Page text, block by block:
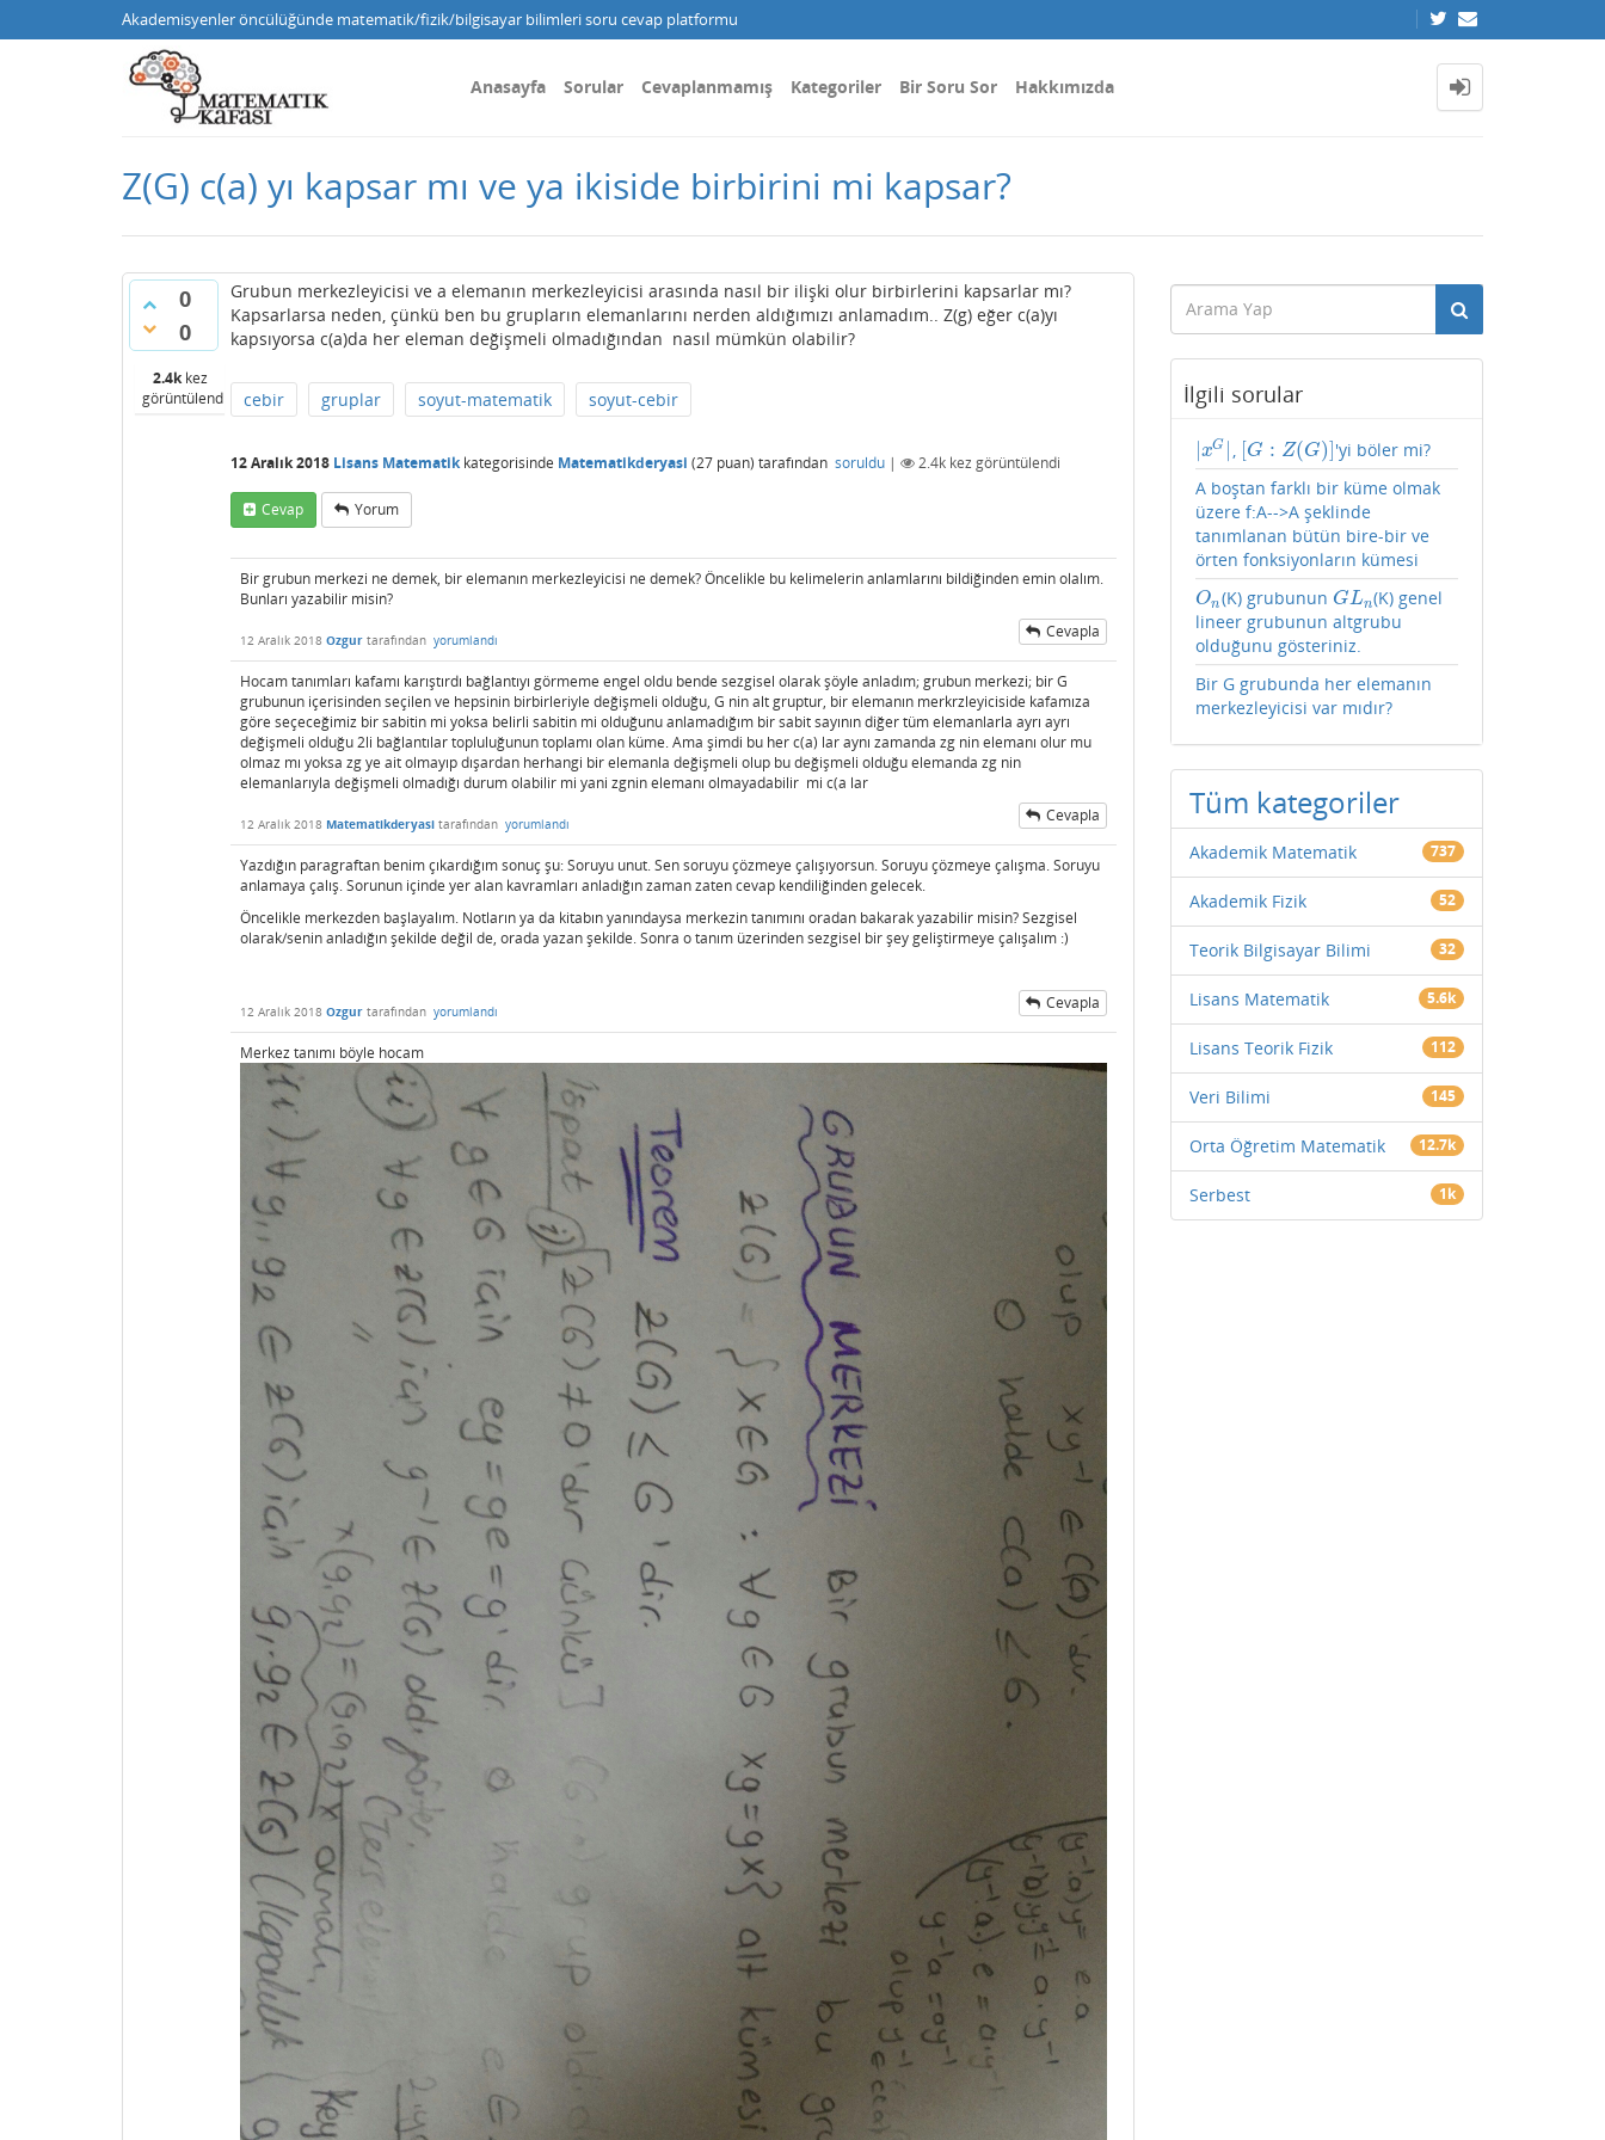
Akademisyenler öncülüğünde matematik/fizik/bilgisayar bilimleri soru cevap platformu
Anasayfa Sorular Cevaplanmamış Kategoriler Bir Soru Sor Hakkımızda
Z(G) c(a) yı kapsar mı ve ya ikiside birbirini mi kapsar?
0
0
2.4kkez
görüntülendi
Grubun merkezleyicisi ve a elemanın merkezleyicisi arasında nasıl bir ilişki olur birbirlerini kapsarlar mı?
Kapsarlarsa neden, çünkü ben bu grupların elemanlarını nerden aldığımızı anlamadım.. Z(g) eğer c(a)yı
kapsıyorsa c(a)da her eleman değişmeli olmadığından nasıl mümkün olabilir?
cebir gruplar soyut-matematik soyut-cebir
12 Aralık 2018 Lisans Matematikkategorisinde Matematikderyasi (27 puan) tarafından soruldu | 2.4k kez görüntülendi
Cevap Yorum
Bir grubun merkezi ne demek, bir elemanın merkezleyicisi ne demek? Öncelikle bu kelimelerin anlamlarını bildiğinden emin olalım.
Bunları yazabilir misin?
12 Aralık 2018 Ozgur tarafından yorumlandı Cevapla
Hocam tanımları kafamı karıştırdı bağlantıyı görmeme engel oldu bende sezgisel olarak şöyle anladım; grubun merkezi; bir G
grubunun içerisinden seçilen ve hepsinin birbirleriyle değişmeli olduğu, G nin alt gruptur, bir elemanın merkrzleyiciside kafamıza
göre seçeceğimiz bir sabitin mi yoksa belirli sabitin mi olduğunu anlamadığım bir sabit sayının diğer tüm elemanlarla ayrı ayrı
değişmeli olduğu 2li bağlantılar topluluğunun toplamı olan küme. Ama şimdi bu her c(a) lar aynı zamanda zg nin elemanı olur mu
olmaz mı yoksa zg ye ait olmayıp dışardan herhangi bir elemanla değişmeli olup bu değişmeli olduğu elemanda zg nin
elemanlarıyla değişmeli olmadığı durum olabilir mi yani zgnin elemanı olmayadabilir mi c(a lar
12 Aralık 2018 Matematikderyasi tarafından yorumlandı Cevapla
Yazdığın paragraftan benim çıkardığım sonuç şu: Soruyu unut. Sen soruyu çözmeye çalışıyorsun. Soruyu çözmeye çalışma. Soruyu
anlamaya çalış. Sorunun içinde yer alan kavramları anladığın zaman zaten cevap kendiliğinden gelecek.
Öncelikle merkezden başlayalım. Notların ya da kitabın yanındaysa merkezin tanımını oradan bakarak yazabilir misin? Sezgisel
olarak/senin anladığın şekilde değil de, orada yazan şekilde. Sonra o tanım üzerinden sezgisel bir şey geliştirmeye çalışalım :)
12 Aralık 2018 Ozgur tarafından yorumlandı Cevapla
Merkez tanımı böyle hocam
İlgili sorular
xG
|xG |, [G : Z(G)]
G: Z( G)]
'yi böler mi?
A boştan farklı bir küme olmak
üzere f:A-->A şeklinde
tanımlanan bütün bire-bir ve
örten fonksiyonların kümesi
On
On(K) grubunun GLn
GLn (K) genel
lineer grubunun altgrubu
olduğunu gösteriniz.
Bir G grubunda her elemanın
merkezleyicisi var mıdır?
Tüm kategoriler
Akademik Matematik 737
Akademik Fizik 52
Teorik Bilgisayar Bilimi 32
Lisans Matematik 5.6k
Lisans Teorik Fizik 112
Veri Bilimi 145
Orta Öğretim Matematik 12.7k
Serbest 1k